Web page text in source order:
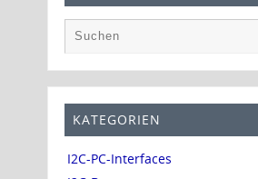
KATEGORIEN
I2C-PC-Interfaces